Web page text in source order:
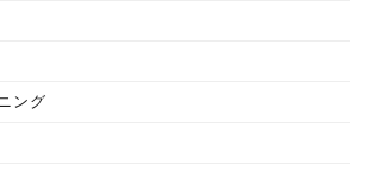
ング